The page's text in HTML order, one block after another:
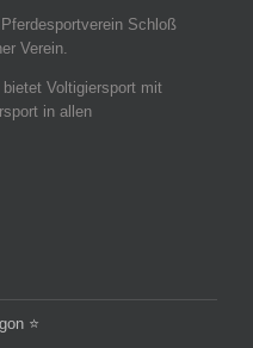
Schloß
Verein.
Voltigiersport mit
in allen
⭐️